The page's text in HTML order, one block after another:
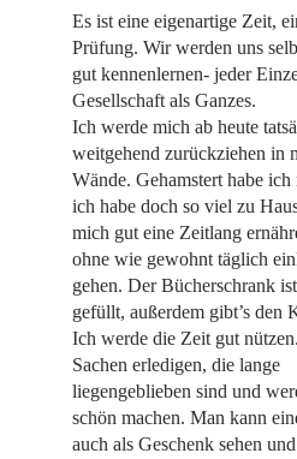
Es ist eine eigenartige Zeit,
Prüfung. Wir werden uns
gut kennenlernen- jeder
Gesellschaft als Ganzes.
Ich werde mich ab heute
weitgehend zurückziehen in
Wände. Gehamstert habe ich
ich habe doch so viel zu
mich gut eine Zeitlang
ohne wie gewohnt täglich
gehen. Der Bücherschrank
gefüllt, außerdem gibt’s den
Ich werde die Zeit gut
Sachen erledigen, die lange
liegengeblieben sind und
schön machen. Man kann
auch als Geschenk sehen